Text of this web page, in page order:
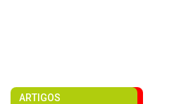
ARTIGOS